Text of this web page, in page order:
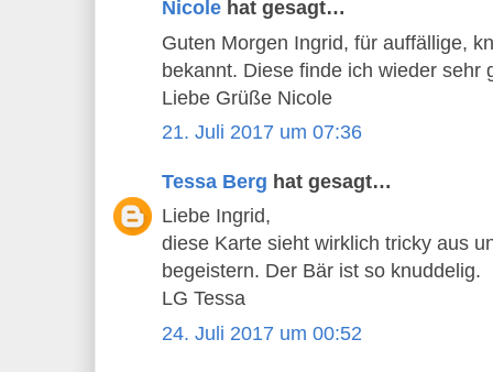
Nicole hat gesagt…
Guten Morgen Ingrid, für auffällige,
bekannt. Diese finde ich wieder sehr
Liebe Grüße Nicole
21. Juli 2017 um 07:36
Tessa Berg hat gesagt…
Liebe Ingrid,
diese Karte sieht wirklich tricky aus
begeistern. Der Bär ist so knuddelig.
LG Tessa
24. Juli 2017 um 00:52